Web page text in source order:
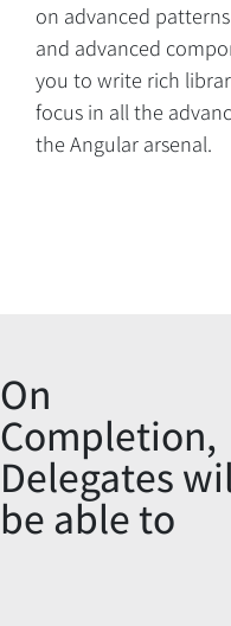
on advanced
and advanced
you to write rich
focus in all the
the Angular arsenal.